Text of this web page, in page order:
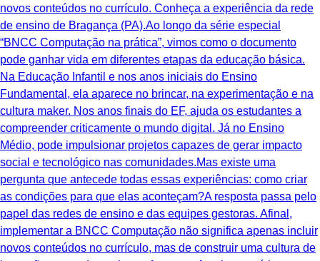
novos conteúdos no currículo. Conheça a experiência da rede
de ensino de Bragança (PA).Ao longo da série especial
“BNCC Computação na prática”, vimos como o documento
pode ganhar vida em diferentes etapas da educação básica.
Na Educação Infantil e nos anos iniciais do Ensino
Fundamental, ela aparece no brincar, na experimentação e na
cultura maker. Nos anos finais do EF, ajuda os estudantes a
compreender criticamente o mundo digital. Já no Ensino
Médio, pode impulsionar projetos capazes de gerar impacto
social e tecnológico nas comunidades.Mas existe uma
pergunta que antecede todas essas experiências: como criar
as condições para que elas aconteçam?A resposta passa pelo
papel das redes de ensino e das equipes gestoras. Afinal,
implementar a BNCC Computação não significa apenas incluir
novos conteúdos no currículo, mas de construir uma cultura de